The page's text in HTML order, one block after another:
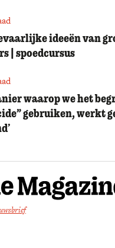
ideeën van
| spoedcursus
waarop we het
gebruiken, werkt